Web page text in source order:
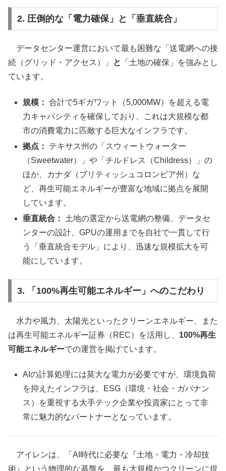
2. 圧倒的な「電力確保」と「垂直統合」
データセンター運営において最も困難な「送電網への接
続（グリッド・アクセス）」
と
「土地の確保」を強みとし
ています。
規模： 合計で5ギガワット（5,000MW）を超える電
力キャパシティを確保しており、これは大規模な都
市の消費電力に匹敵する巨大なインフラです。
拠点：
テキサス州の「スウィートウォーター
（Sweetwater）」や「チルドレス（Childress）」の
ほか、カナダ（ブリティッシュコロンビア州）な
ど、再生可能エネルギーが豊富な地域に拠点を展開
しています。
垂直統合：
土地の選定から送電網の整備、データセ
ンターの設計、GPUの運用までを自社で一貫して行
う「垂直統合モデル」により、迅速な規模拡大を可
能にしています。
3. 「100%再生可能エネルギー」へのこだわり
水力や風力、太陽光といったクリーンエネルギー、また
は再生可能エネルギー証券（REC）を活用し、 100%再生
可能エネルギーでの運営を掲げています。
AIの計算処理には莫大な電力が必要ですが、環境負荷
を抑えたインフラは、ESG（環境・社会・ガバナン
ス）を重視する大手テック企業や投資家にとって非
常に魅力的なパートナーとなっています。
アイレンは、「AI時代に必要な『土地・電力・冷却技
術』という物理的な基盤を、最も大規模かつクリーンに提